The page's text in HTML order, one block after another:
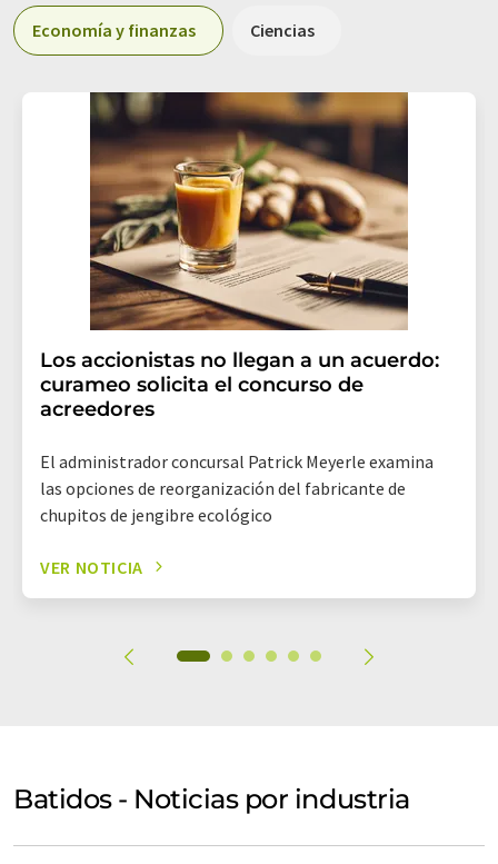
Economía y finanzas Ciencias
Los accionistas no llegan a un acuerdo:
curameo solicita el concurso de
acreedores
El administrador concursal Patrick Meyerle examina
las opciones de reorganización del fabricante de
chupitos de jengibre ecológico
VER NOTICIA
Batidos - Noticias por industria